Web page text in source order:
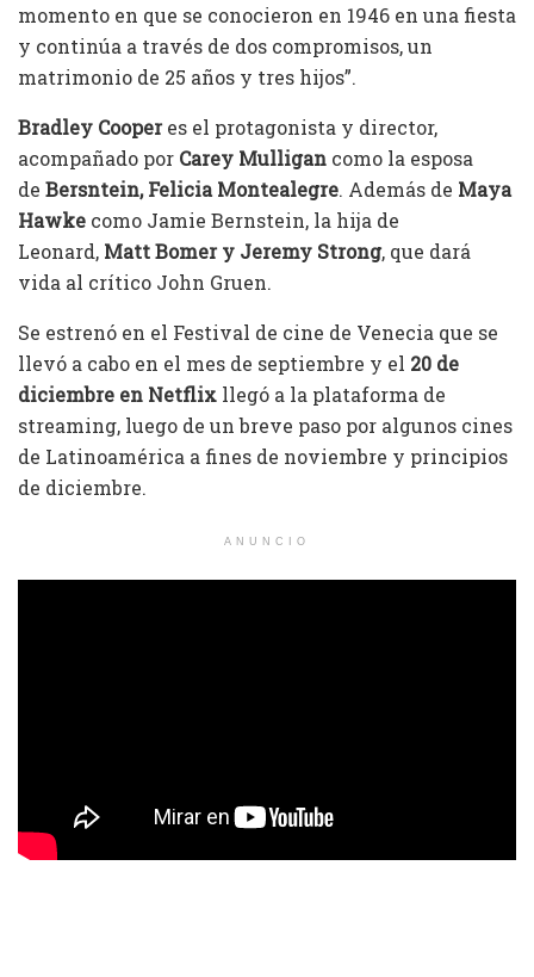
momento en que se conocieron en 1946 en una fiesta
y continúa a través de dos compromisos, un
matrimonio de 25 años y tres hijos”.
Bradley Cooperes el protagonista y director,
acompañado por Carey Mulligan como la esposa
de Bersntein, Felicia Montealegre. Además de Maya
Hawke como Jamie Bernstein, la hija de
Leonard, Matt Bomer y Jeremy Strong, que dará
vida al crítico John Gruen.
Se estrenó en el Festival de cine de Venecia que se
llevó a cabo en el mes de septiembre y el 20 de
diciembre en Netflix llegó a la plataforma de
streaming, luego de un breve paso por algunos cines
de Latinoamérica a fines de noviembre y principios
de diciembre.
ANUNCIO